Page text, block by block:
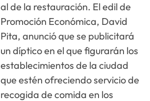
al de la restauración. El edil de
Promoción Económica, David
Pita, anunció que se publicitará
un díptico en el que figurarán los
establecimientos de la ciudad
que estén ofreciendo servicio de
recogida de comida en los